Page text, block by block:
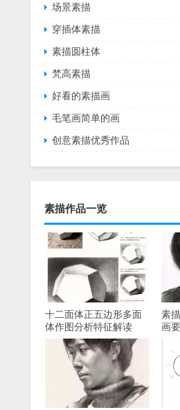
场景素描
穿插体素描
素描圆柱体
梵高素描
好看的素描画
毛笔画简单的画
创意素描优秀作品
素描作品一览
十二面体正五边形多面
体作图分析特征解读
素
画
的